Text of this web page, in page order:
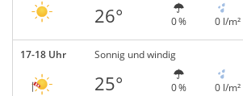
26° 0 % 0 l/m²
17-18 Uhr Sonnig und windig
25° 0 % 0 l/m²